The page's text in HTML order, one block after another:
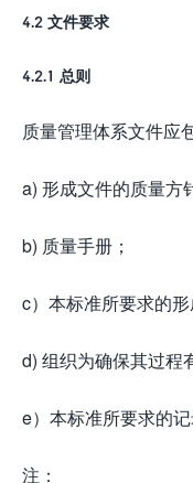
4.2 文件要求
4.2.1 总则
质量管理体系文件应
a) 形成文件的质量方
b) 质量手册；
c）本标准所要求的形
d) 组织为确保其过程
e）本标准所要求的记
注：